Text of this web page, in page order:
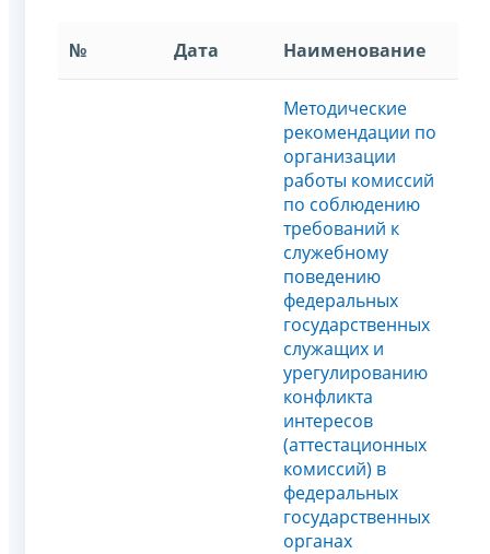
№ Дата Наименование
Методические
рекомендации по
организации
работы комиссий
по соблюдению
требований к
служебному
поведению
федеральных
государственных
служащих и
урегулированию
конфликта
интересов
(аттестационных
комисcий) в
федеральных
государственных
органах